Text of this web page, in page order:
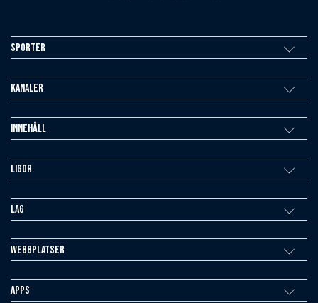
Sporter
Kanaler
Innehåll
Ligor
Lag
Webbplatser
Apps